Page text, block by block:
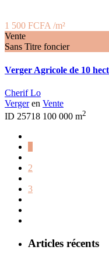
1 500 FCFA /m²
Vente
Sans Titre foncier
Verger Agricole de 10
Cherif Lo
Vergeren Vente
ID 25718 100 000 m2
2
3
Articles récents